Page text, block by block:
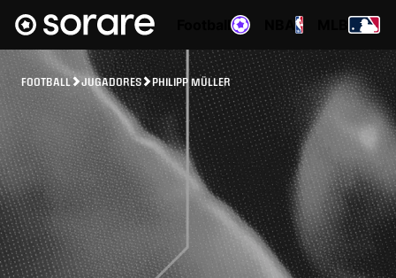
FOOTBALL JUGADORES PHILIPP MÜLLER